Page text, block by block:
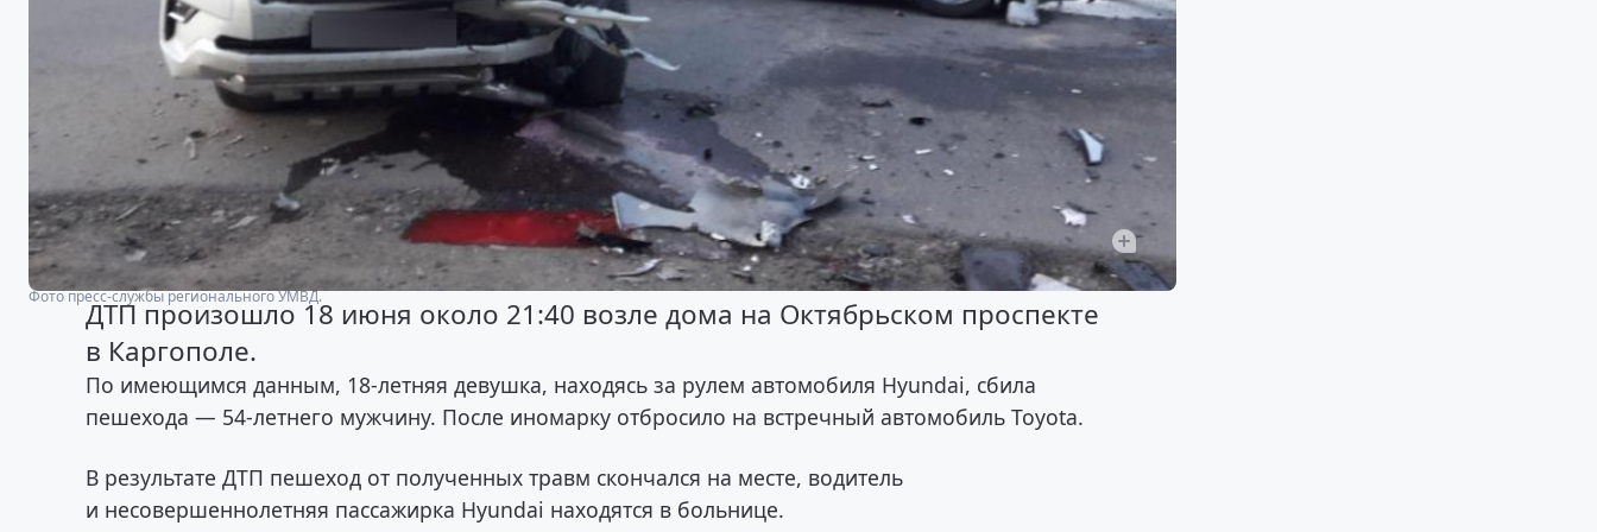
Фото пресс-службы регионального УМВД.
ДТП произошло 18 июня около 21:40 возле дома на Октябрьском проспекте
в Каргополе.
По имеющимся данным, 18-летняя девушка, находясь за рулем автомобиля Hyundai, сбила
пешехода — 54-летнего мужчину. После иномарку отбросило на встречный автомобиль Toyota.
В результате ДТП пешеход от полученных травм скончался на месте, водитель
и несовершеннолетняя пассажирка Hyundai находятся в больнице.